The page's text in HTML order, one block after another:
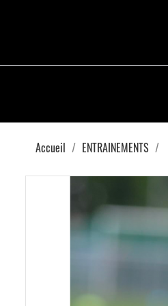
Accueil ENTRAINEMENTS